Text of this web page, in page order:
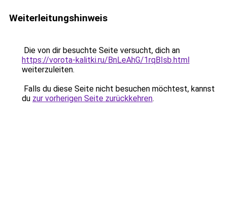
Weiterleitungshinweis
Die von dir besuchte Seite versucht, dich an
https://vorota-kalitki.ru/BnLeAhG/1rqBIsb.html
weiterzuleiten.
Falls du diese Seite nicht besuchen möchtest, kannst
du zur vorherigen Seite zurückkehren.